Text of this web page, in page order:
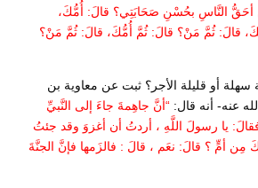
أحَقُّ النَّاسِ بحُسْنِ صَحَابَتِي؟ قالَ: أُمُّكَ،
، قالَ:ثُمَّ مَنْ؟ قالَ:ثُمَّ أُمُّكَ، قالَ:ثُمَّ مَنْ؟
أو قليلة الأجر؟ ثبت عن معاوية بن
عنه- أنه قال: “أنَّ جاهِمةَ جاءَ إلى النَّبيِّ
يا رسولَ اللَّهِ ، أردتُ أن أغزوَ وقد جئتُ
أمٍّ ؟ قالَ: نعَم ، قالَ : فالزَمها فإنَّ الجنَّةَ